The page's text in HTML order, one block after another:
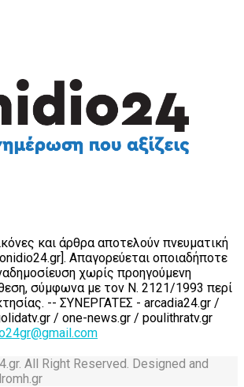
και άρθρα αποτελούν πνευματική
Απαγορεύεται οποιαδήποτε
χωρίς προηγούμενη
σύμφωνα με τον Ν. 2121/1993 περί
-- ΣΥΝΕΡΓΑΤΕΣ - arcadia24.gr /
/ one-news.gr / poulithratv.gr
All Right Reserved. Designed and